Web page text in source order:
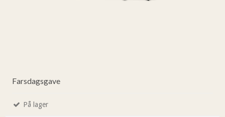
Farsdagsgave
På lager